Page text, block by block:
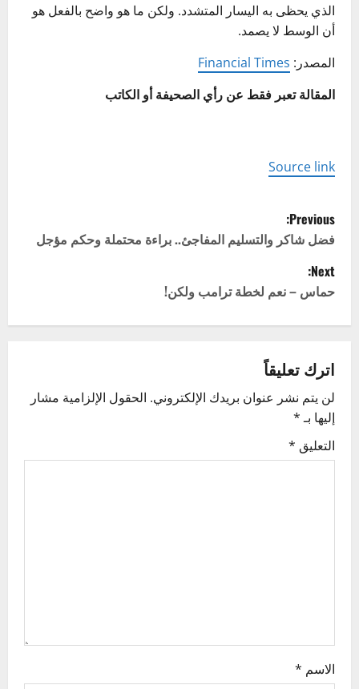
الذي يحظى به اليسار المتشدد. ولكن ما هو واضح بالفعل هو
أن الوسط لا يصمد.
المصدر: Financial Times
المقالة تعبر فقط عن رأي الصحيفة أو الكاتب
Source link
P
o
s
a
v
i
n
Previous:
فضل شاكر والتسليم المفاجئ.. براءة محتملة وحكم مؤجل
Next:
حماس – نعم لخطة ترامب ولكن!
اترك تعليقاً
لن يتم نشر عنوان بريدك الإلكتروني. الحقول الإلزامية مشار
إليها بـ*
التعليق *
الاسم *